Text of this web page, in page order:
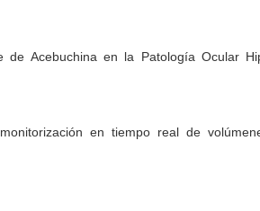
de Acebuchina en la Patología Ocular
en tiempo real de